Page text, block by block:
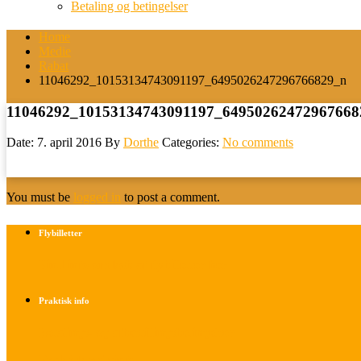
Betaling og betingelser
Home
Medie
Rabat
11046292_10153134743091197_6495026247296766829_n
Date: 7. april 2016 By Dorthe Categories: No comments
You must be logged in to post a comment.
Flybilletter
Praktisk info